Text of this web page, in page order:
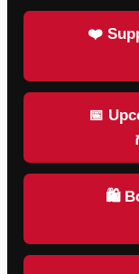
❤️
📅
🛍